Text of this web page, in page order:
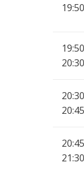
19:50
20:30
20:45
21:30